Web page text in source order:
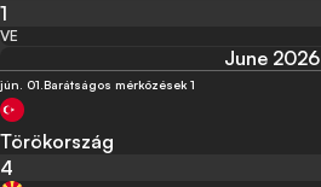
1
VE
June 2026
jún. 01.Barátságos mérkőzések 1
Törökország
4